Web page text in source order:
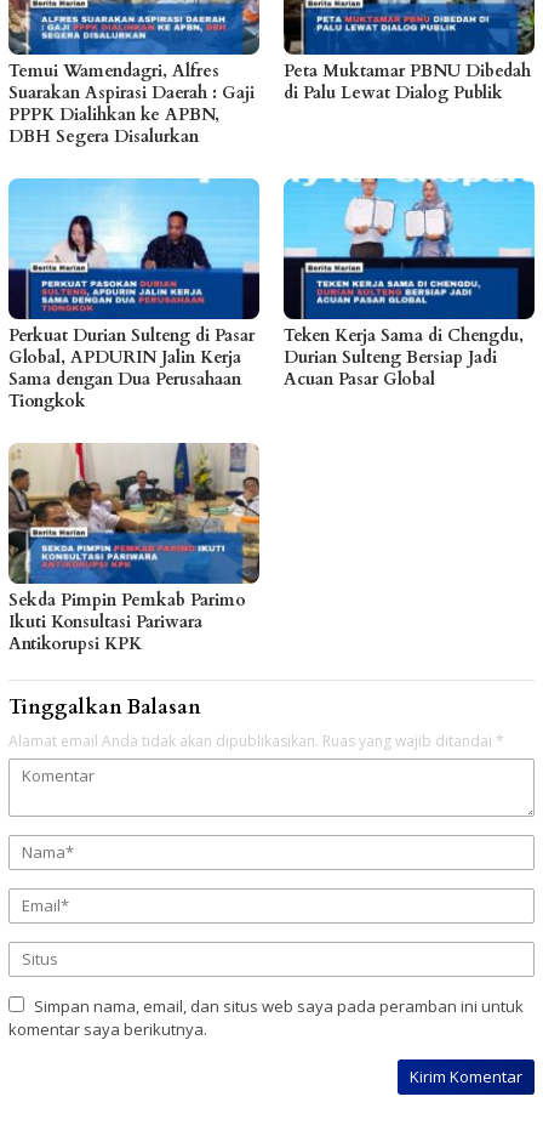
Temui Wamendagri, Alfres
Suarakan Aspirasi Daerah : Gaji
PPPK Dialihkan ke APBN,
DBH Segera Disalurkan
Peta Muktamar PBNU Dibedah
di Palu Lewat Dialog Publik
Perkuat Durian Sulteng di Pasar
Global, APDURIN Jalin Kerja
Sama dengan Dua Perusahaan
Tiongkok
Teken Kerja Sama di Chengdu,
Durian Sulteng Bersiap Jadi
Acuan Pasar Global
Sekda Pimpin Pemkab Parimo
Ikuti Konsultasi Pariwara
Antikorupsi KPK
Tinggalkan Balasan
Alamat email Anda tidak akan dipublikasikan. Ruas yang wajib ditandai *
Simpan nama, email, dan situs web saya pada peramban ini untuk
komentar saya berikutnya.